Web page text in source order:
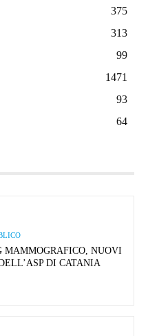
375
313
99
1471
93
64
MAMMOGRAFICO, NUOVI
DI CATANIA